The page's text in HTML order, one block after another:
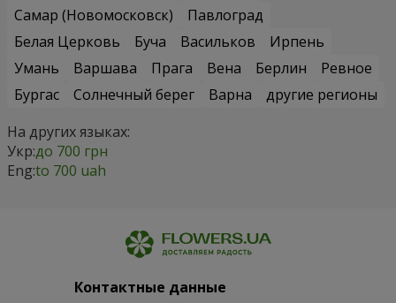
Самар (Новомосковск)
Павлоград
Белая Церковь
Буча Васильков
Ирпень
Умань
Варшава Прага Вена Берлин
Ревное
Бургас
Солнечный берег Варна
другие регионы
На других языках:
Укр:до 700 грн
Eng:to 700 uah
Контактные данные